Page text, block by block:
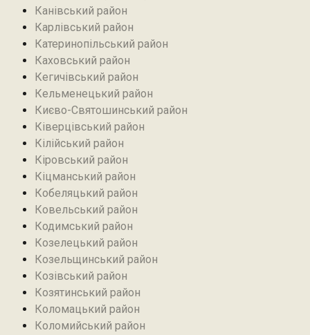
Канівський район
Карлівський район
Катеринопільський район
Каховський район
Кегичівський район
Кельменецький район
Києво-Святошинський район
Ківерцівський район‎
Кілійський район
Кіровський район
Кіцманський район
Кобеляцький район‎
Ковельський район
Кодимський район
Козелецький район
Козельщинський район
Козівський район
Козятинський район
Коломацький район
Коломийський район